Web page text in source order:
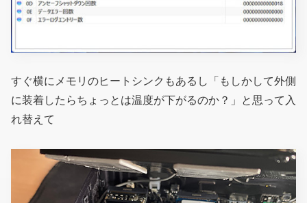
すぐ横にメモリのヒートシンクもあるし「もしかして外側
に装着したらちょっとは温度が下がるのか？」と思って入
れ替えて